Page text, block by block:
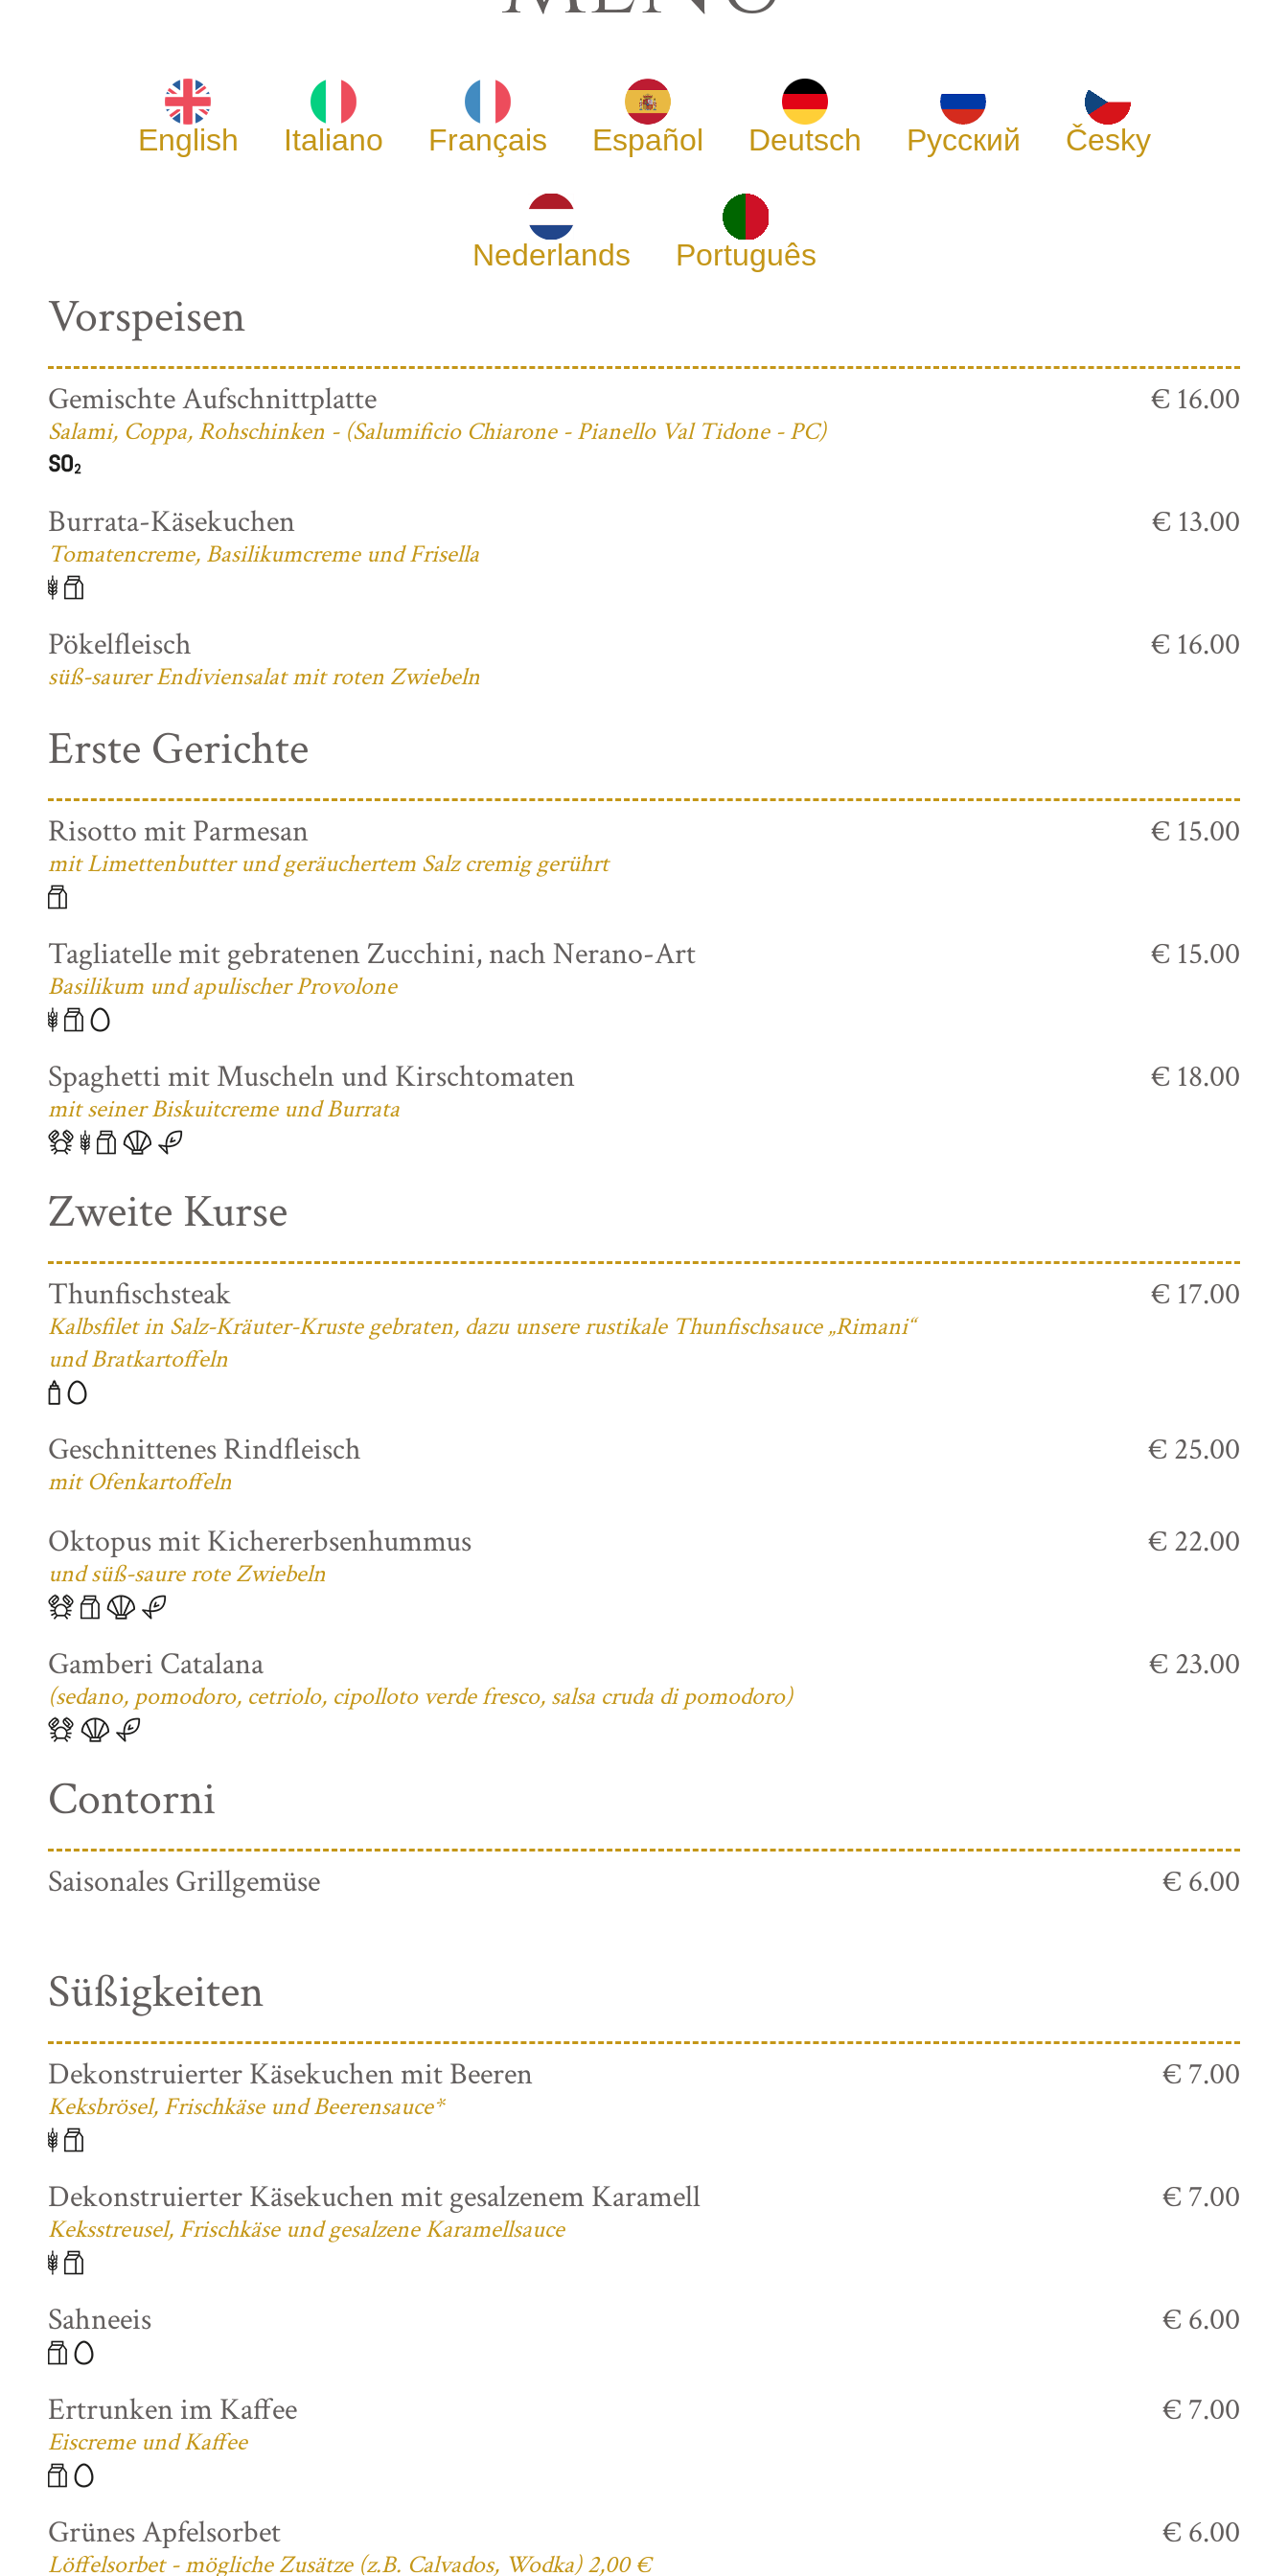
English Italiano Français Español Deutsch Русский Česky
Nederlands Português
Vorspeisen
Gemischte Aufschnittplatte
Salami, Coppa, Rohschinken - (Salumificio Chiarone - Pianello Val Tidone - PC)
€ 16.00
Burrata-Käsekuchen
Tomatencreme, Basilikumcreme und Frisella
€ 13.00
Pökelfleisch
süß-saurer Endiviensalat mit roten Zwiebeln
€ 16.00
Erste Gerichte
Risotto mit Parmesan
mit Limettenbutter und geräuchertem Salz cremig gerührt
€ 15.00
Tagliatelle mit gebratenen Zucchini, nach Nerano-Art
Basilikum und apulischer Provolone
€ 15.00
Spaghetti mit Muscheln und Kirschtomaten
mit seiner Biskuitcreme und Burrata
€ 18.00
Zweite Kurse
Thunfischsteak
Kalbsfilet in Salz-Kräuter-Kruste gebraten, dazu unsere rustikale Thunfischsauce „Rimani“
und Bratkartoffeln
€ 17.00
Geschnittenes Rindfleisch
mit Ofenkartoffeln
€ 25.00
Oktopus mit Kichererbsenhummus
und süß-saure rote Zwiebeln
€ 22.00
Gamberi Catalana
(sedano, pomodoro, cetriolo, cipolloto verde fresco, salsa cruda di pomodoro)
€ 23.00
Contorni
Saisonales Grillgemüse € 6.00
Süßigkeiten
Dekonstruierter Käsekuchen mit Beeren
Keksbrösel, Frischkäse und Beerensauce*
€ 7.00
Dekonstruierter Käsekuchen mit gesalzenem Karamell
Keksstreusel, Frischkäse und gesalzene Karamellsauce
€ 7.00
Sahneeis € 6.00
Ertrunken im Kaffee
Eiscreme und Kaffee
€ 7.00
Grünes Apfelsorbet
Löffelsorbet - mögliche Zusätze (z.B. Calvados, Wodka) 2,00 €
€ 6.00